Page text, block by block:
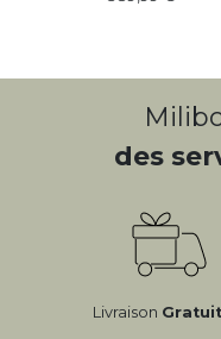
des
Livraison